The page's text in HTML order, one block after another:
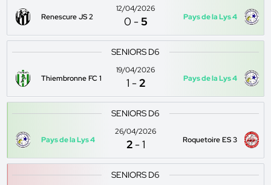
Renescure JS 2
12/04/2026
0 -5 Pays de la Lys 4
SENIORS D6
Thiembronne FC 1
19/04/2026
1 -2 Pays de la Lys 4
SENIORS D6
Pays de la Lys 4
26/04/2026
2 -1 Roquetoire ES 3
SENIORS D6